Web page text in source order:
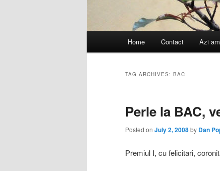
Home Contact Azi
TAG ARCHIVES: BAC
Perle la BAC,
Posted on July 2, 2008by Dan
Premiul I, cu felicitari,